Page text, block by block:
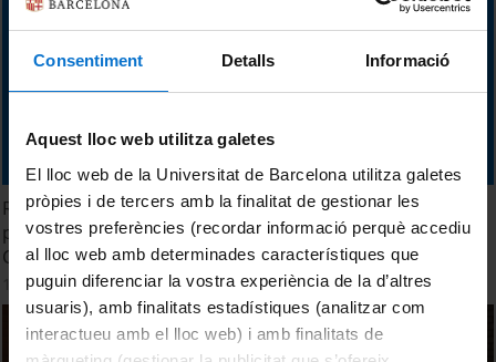
Consentiment Detalls Informació
Aquest lloc web utilitza galetes
El lloc web de la Universitat de Barcelona utilitza galetes
pròpies i de tercers amb la finalitat de gestionar les
vostres preferències (recordar informació perquè accediu
al lloc web amb determinades característiques que
puguin diferenciar la vostra experiència de la d’altres
usuaris), amb finalitats estadístiques (analitzar com
interactueu amb el lloc web) i amb finalitats de
Reportatge de l'acte de presentació dels resultats del
projecte 'La viabilitat de la població de l'àliga perdiguera a
Catalunya: guies per a la conservació'
14 març, 2016